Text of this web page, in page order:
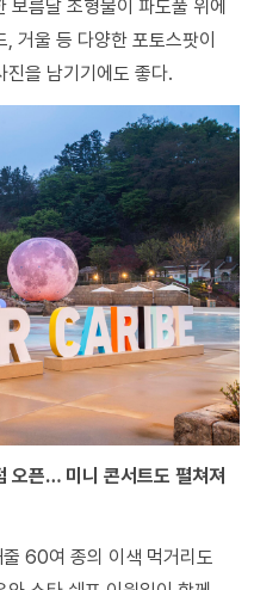
름달 조형물이 파도풀 위에
거울 등 다양한 포토스팟이
진을 남기기에도 좋다.
오픈… 미니 콘서트도 펼쳐져
60여 종의 이색 먹거리도